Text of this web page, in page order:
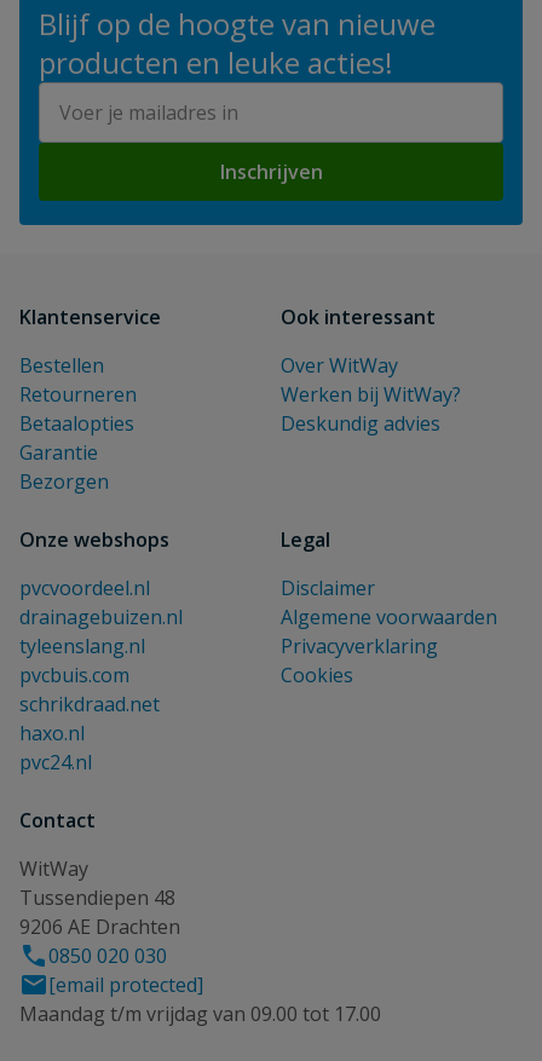
Blijf op de hoogte van nieuwe
producten en leuke acties!
Inschrijven
Klantenservice
Bestellen
Retourneren
Betaalopties
Garantie
Bezorgen
Ook interessant
Over WitWay
Werken bij WitWay?
Deskundig advies
Onze webshops
pvcvoordeel.nl
drainagebuizen.nl
tyleenslang.nl
pvcbuis.com
schrikdraad.net
haxo.nl
pvc24.nl
Legal
Disclaimer
Algemene voorwaarden
Privacyverklaring
Cookies
Contact
WitWay
Tussendiepen 48
9206 AE Drachten
0850 020 030
[email protected]
Maandag t/m vrijdag van 09.00 tot 17.00